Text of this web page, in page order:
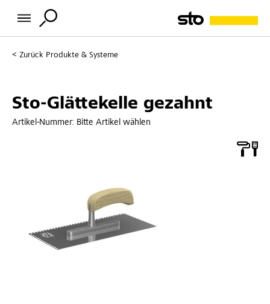
Zurück Produkte & Systeme
Sto-Glättekelle gezahnt
Artikel-Nummer: Bitte Artikel wählen